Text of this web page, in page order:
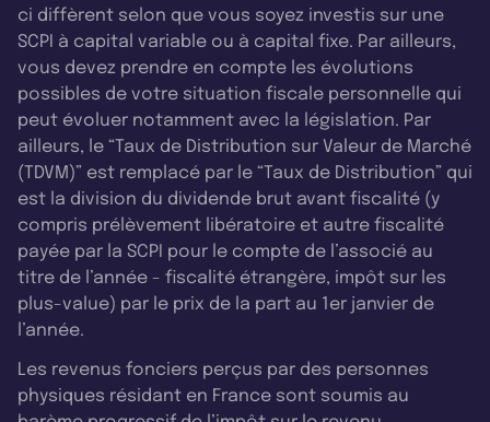
ci diffèrent selon que vous soyez investis sur une
SCPI à capital variable ou à capital fixe. Par ailleurs,
vous devez prendre en compte les évolutions
possibles de votre situation fiscale personnelle qui
peut évoluer notamment avec la législation. Par
ailleurs, le “Taux de Distribution sur Valeur de Marché
(TDVM)” est remplacé par le “Taux de Distribution” qui
est la division du dividende brut avant fiscalité (y
compris prélèvement libératoire et autre fiscalité
payée par la SCPI pour le compte de l’associé au
titre de l’année - fiscalité étrangère, impôt sur les
plus-value) par le prix de la part au 1er janvier de
l’année.
Les revenus fonciers perçus par des personnes
physiques résidant en France sont soumis au